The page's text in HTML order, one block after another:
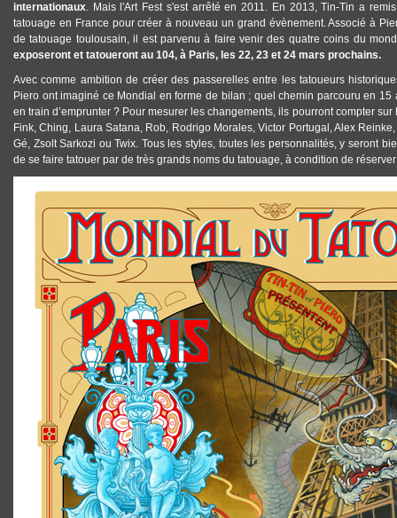
internationaux. Mais l'Art Fest s'est arrêté en 2011. En 2013, Tin-Tin a
tatouage en France pour créer à nouveau un grand évènement. Associé à
de tatouage toulousain, il est parvenu à faire venir des quatre coins du
exposeront et tatoueront au 104, à Paris, les 22, 23 et 24 mars prochains.
Avec comme ambition de créer des passerelles entre les tatoueurs
Piero ont imaginé ce Mondial en forme de bilan ; quel chemin parcouru en 15
en train d’emprunter ? Pour mesurer les changements, ils pourront compter sur
Fink, Ching, Laura Satana, Rob, Rodrigo Morales, Victor Portugal, Alex
Gé, Zsolt Sarkozi ou Twix. Tous les styles, toutes les personnalités, y seront
de se faire tatouer par de très grands noms du tatouage, à condition de